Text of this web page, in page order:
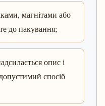
магнітами або
до пакування;
опис і
спосіб